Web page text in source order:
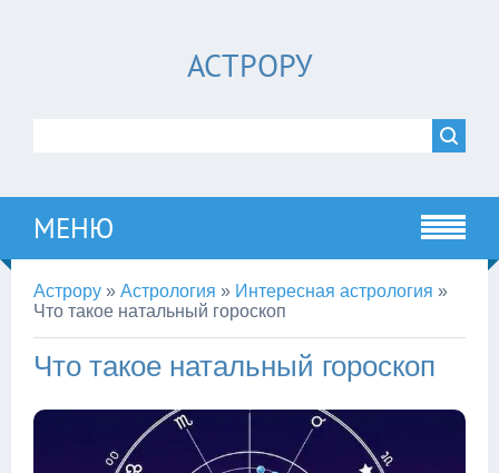
АСТРОРУ
МЕНЮ
Астрору » Астрология » Интересная астрология »
Что такое натальный гороскоп
Что такое натальный гороскоп